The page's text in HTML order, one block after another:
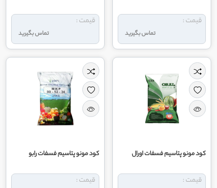
تماس بگیرید
قیمت :
تماس بگیرید
قیمت :
کود مونو پتاسیم فسفات اورال
قیمت :
کود مونو پتاسیم فسفات رابو
قیمت :